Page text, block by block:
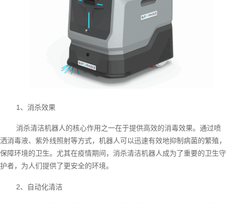
1、消杀效果
消杀清洁机器人的核心作用之一在于提供高效的消毒效果。通过喷
洒消毒液、紫外线照射等方式，机器人可以迅速有效地抑制病菌的繁殖，
保障环境的卫生。尤其在疫情期间，消杀清洁机器人成为了重要的卫生守
护者，为人们提供了更安全的环境。
2、自动化清洁